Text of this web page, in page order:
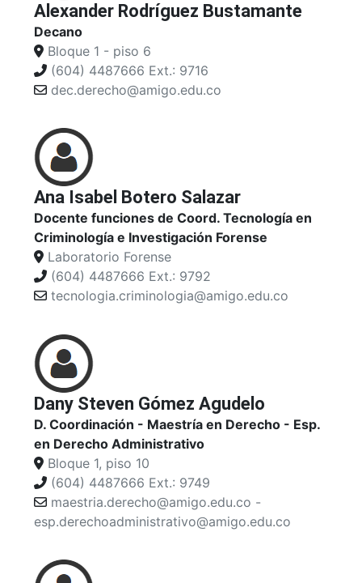
Alexander Rodríguez Bustamante
Decano
Bloque 1 - piso 6
(604) 4487666 Ext.: 9716
dec.derecho@amigo.edu.co
Ana Isabel Botero Salazar
Docente funciones de Coord. Tecnología en
Criminología e Investigación Forense
Laboratorio Forense
(604) 4487666 Ext.: 9792
tecnologia.criminologia@amigo.edu.co
Dany Steven Gómez Agudelo
D. Coordinación - Maestría en Derecho - Esp.
en Derecho Administrativo
Bloque 1, piso 10
(604) 4487666 Ext.: 9749
maestria.derecho@amigo.edu.co -
esp.derechoadministrativo@amigo.edu.co